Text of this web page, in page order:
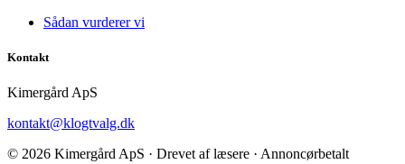
Sådan vurderer vi
Kontakt
Kimergård ApS
kontakt@klogtvalg.dk
© 2026 Kimergård ApS · Drevet af læsere · Annoncørbetalt